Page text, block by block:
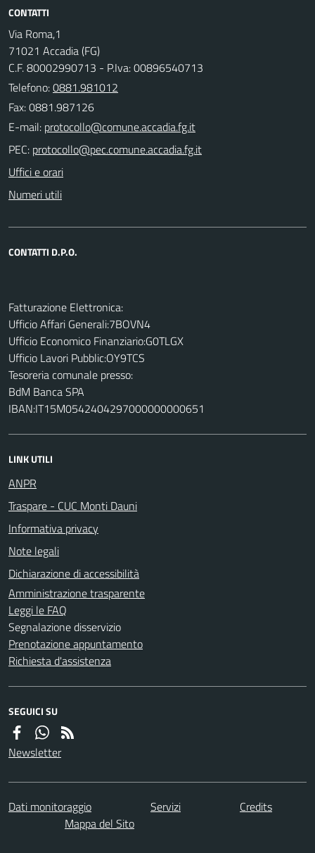
CONTATTI
Via Roma,1
71021 Accadia (FG)
C.F. 80002990713 - P.Iva: 00896540713
Telefono:0881.981012
Fax: 0881.987126
E-mail:
PEC:
Uffici e orari
Numeri utili
CONTATTI D.P.O.
Fatturazione Elettronica:
Ufficio Affari Generali:7BOVN4
Ufficio Economico Finanziario:G0TLGX
Ufficio Lavori Pubblic:OY9TCS
Tesoreria comunale presso:
BdM Banca SPA
IBAN:IT15M0542404297000000000651
LINK UTILI
ANPR
Traspare - CUC Monti Dauni
Informativa privacy
Note legali
Dichiarazione di accessibilità
Amministrazione trasparente
Leggi le FAQ
Segnalazione disservizio
Prenotazione appuntamento
Richiesta d'assistenza
SEGUICI SU
Newsletter
Dati monitoraggio Servizi
Credits
Mappa del Sito